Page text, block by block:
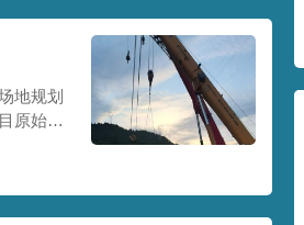
地规划
原始场
载，对